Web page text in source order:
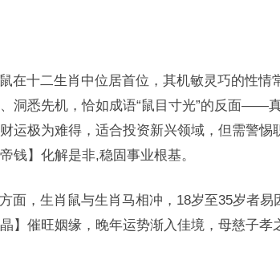
在十二生肖中位居首位，其机敏灵巧的性情
洞悉先机，恰如成语“鼠目寸光”的反面——
运极为难得，适合投资新兴领域，但需警
钱】化解是非,稳固事业根基。
面，生肖鼠与生肖马相冲，18岁至35岁者
】催旺姻缘，晚年运势渐入佳境，母慈子孝